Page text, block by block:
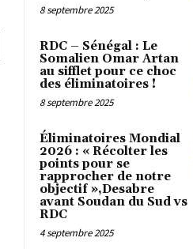
8 septembre 2025
RDC – Sénégal : Le
Somalien Omar Artan
au sifflet pour ce choc
des éliminatoires !
8 septembre 2025
Éliminatoires Mondial
2026 : « Récolter les
points pour se
rapprocher de notre
objectif »,Desabre
avant Soudan du Sud vs
RDC
4 septembre 2025